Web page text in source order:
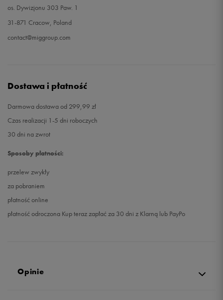
os. Dywizjonu 303 Paw. 1
31-871 Cracow, Poland
contact@miggroup.com
Dostawa i płatność
Darmowa dostawa od 299,99 zł
Czas realizacji 1-5 dni roboczych
30 dni na zwrot
Sposoby płatności:
przelew zwykły
za pobraniem
płatność online
płatność odroczona Kup teraz zapłać za 30 dni z Klarną lub PayPo
Opinie